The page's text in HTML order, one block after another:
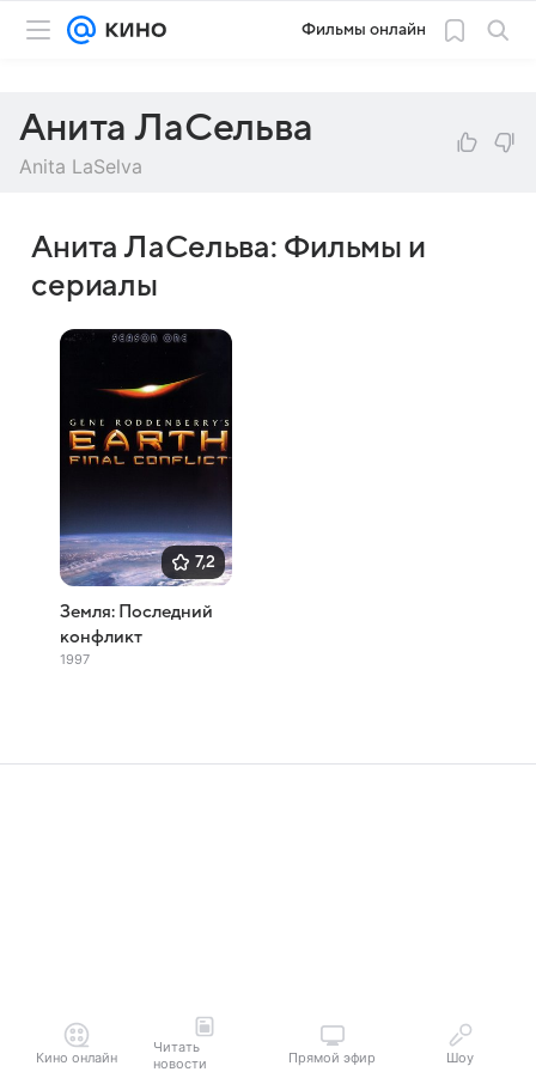
Фильмы онлайн
Анита ЛаСельва
Anita LaSelva
Анита ЛаСельва: Фильмы и
сериалы
7,2
Земля: Последний
конфликт
1997
Кино онлайн
Читать
новости
Прямой эфир Шоу